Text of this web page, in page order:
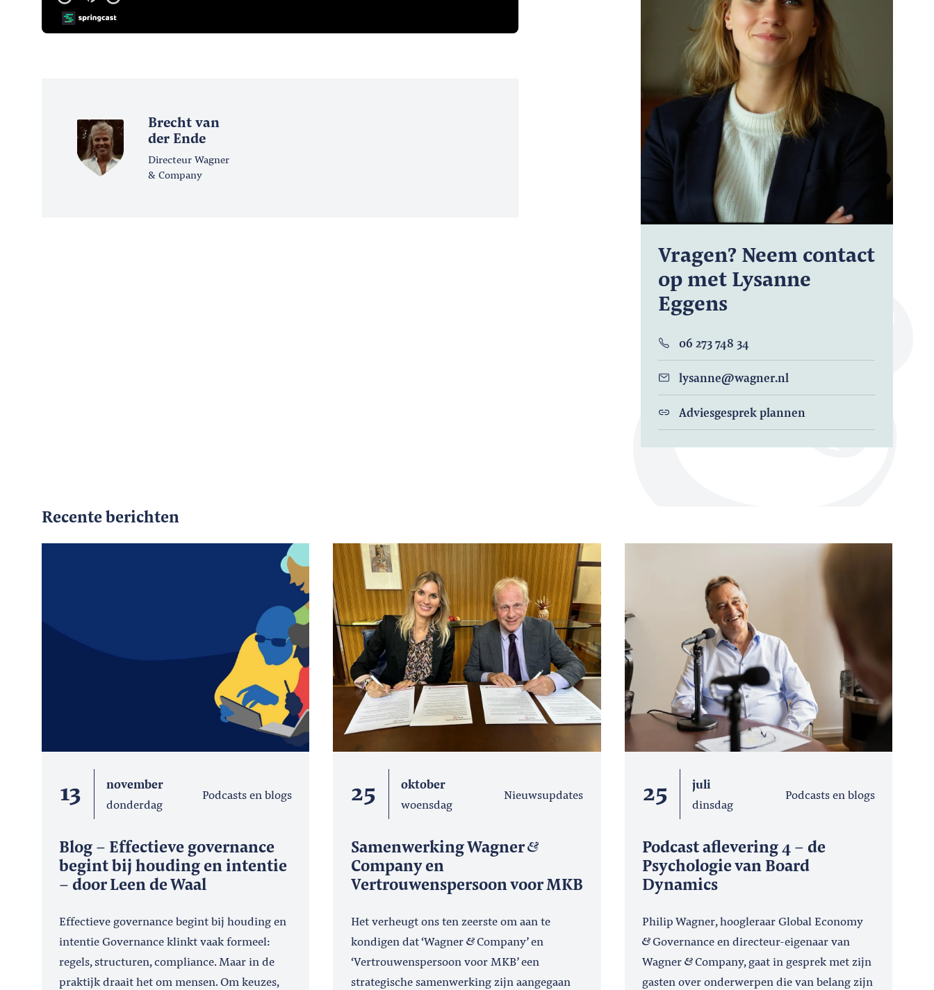
Brecht van
der Ende
Directeur Wagner
& Company
Vragen? Neem contact
op met Lysanne
Eggens
06 273 748 34
lysanne@wagner.nl
Adviesgesprek plannen
Recente berichten
13
november
donderdag
Podcasts en blogs
Blog – Effectieve governance
begint bij houding en intentie
– door Leen de Waal
Effectieve governance begint bij houding en
intentie Governance klinkt vaak formeel:
regels, structuren, compliance. Maar in de
praktijk draait het om mensen. Om keuzes,
25
oktober
woensdag
Nieuwsupdates
Samenwerking Wagner
Company en
Vertrouwenspersoon voor MKB
Het verheugt ons ten zeerste om aan te
kondigen dat ‘Wagner
Company’ en
‘Vertrouwenspersoon voor MKB’ een
strategische samenwerking zijn aangegaan
25
juli
dinsdag
Podcasts en blogs
Podcast aflevering 4 – de
Psychologie van Board
Dynamics
Philip Wagner, hoogleraar Global Economy
Governance en directeur-eigenaar van
Wagner
Company, gaat in gesprek met zijn
gasten over onderwerpen die van belang zijn